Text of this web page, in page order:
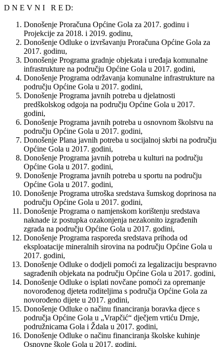
D N E V N I R E D:
Donošenje Proračuna Općine Gola za 2017. godinu i
Projekcije za 2018. i 2019. godinu,
Donošenje Odluke o izvršavanju Proračuna Općine Gola za
2017. godinu,
Donošenje Programa gradnje objekata i uređaja komunalne
infrastrukture na području Općine Gola u 2017. godini,
Donošenje Programa održavanja komunalne infrastrukture na
području Općine Gola u 2017. godini,
Donošenje Programa javnih potreba u djelatnosti
predškolskog odgoja na području Općine Gola u 2017.
godini,
Donošenje Programa javnih potreba u osnovnom školstvu na
području Općine Gola u 2017. godini,
Donošenje Plana javnih potreba u socijalnoj skrbi na području
Općine Gola u 2017. godini,
Donošenje Programa javnih potreba u kulturi na području
Općine Gola u 2017. godini,
Donošenje Programa javnih potreba u sportu na području
Općine Gola u 2017. godini,
Donošenje Programa utroška sredstava šumskog doprinosa na
području Općine Gola u 2017. godini,
Donošenje Programa o namjenskom korištenju sredstava
naknade iz postupka ozakonjenja nezakonito izgrađenih
zgrada na području Općine Gola u 2017. godini,
Donošenje Programa rasporeda sredstava prihoda od
eksploatacije mineralnih sirovina na području Općine Gola u
2017. godini,
Donošenje Odluke o dodjeli pomoći za legalizaciju bespravno
sagrađenih objekata na području Općine Gola u 2017. godini,
Donošenje Odluke o isplati novčane pomoći za opremanje
novorođenog djeteta roditeljima s područja Općine Gola za
novorođeno dijete u 2017. godini,
Donošenje Odluke o načinu financiranja boravka djece s
područja Općine Gola u „Vrapčić“ dječjem vrtiću Drnje,
podružnicama Gola i Ždala u 2017. godini,
Donošenje Odluke o načinu financiranja školske kuhinje
Osnovne škole Gola u 2017. godini,